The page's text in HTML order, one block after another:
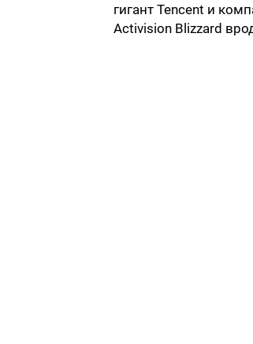
гигант Tencent и
Activision Blizzard